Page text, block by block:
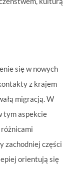
się w nowych
z krajem
migracją. W
tym aspekcie
zachodniej części
orientują się